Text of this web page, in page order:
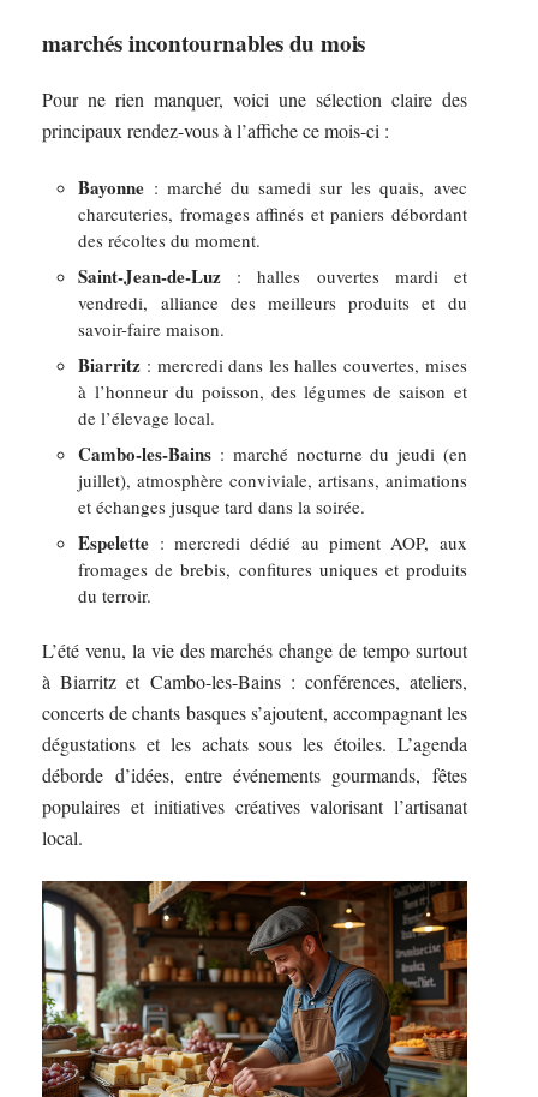
marchés incontournables du mois
Pour ne rien manquer, voici une sélection claire des
principaux rendez-vous à l’affiche ce mois-ci :
Bayonne : marché du samedi sur les quais, avec
charcuteries, fromages affinés et paniers débordant
des récoltes du moment.
Saint-Jean-de-Luz : halles ouvertes mardi et
vendredi, alliance des meilleurs produits et du
savoir-faire maison.
Biarritz : mercredi dans les halles couvertes, mises
à l’honneur du poisson, des légumes de saison et
de l’élevage local.
Cambo-les-Bains : marché nocturne du jeudi (en
juillet), atmosphère conviviale, artisans, animations
et échanges jusque tard dans la soirée.
Espelette : mercredi dédié au piment AOP, aux
fromages de brebis, confitures uniques et produits
du terroir.
L’été venu, la vie des marchés change de tempo surtout
à Biarritz et Cambo-les-Bains : conférences, ateliers,
concerts de chants basques s’ajoutent, accompagnant les
dégustations et les achats sous les étoiles. L’agenda
déborde d’idées, entre événements gourmands, fêtes
populaires et initiatives créatives valorisant l’artisanat
local.